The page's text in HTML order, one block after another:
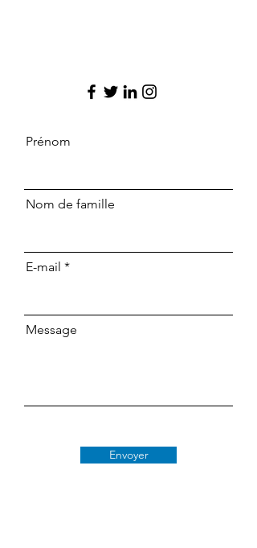
Prénom
Nom de famille
E-mail
Message
Envoyer